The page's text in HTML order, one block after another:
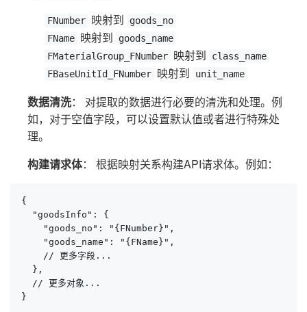
FNumber 映射到
goods_no
FName 映射到
goods_name
FMaterialGroup_FNumber 映射到
class_name
FBaseUnitId_FNumber 映射到 unit_name
数据清洗： 对提取的数据进行必要的清洗和处理。例
如，对于空值字段，可以设置默认值或者进行特殊处
理。
构建请求体： 根据映射关系构建API请求体。例如：
{
  "goodsInfo": {
    "goods_no": "{FNumber}",
    "goods_name": "{FName}",
    // 更多字段...
  },
  // 更多对象...
}